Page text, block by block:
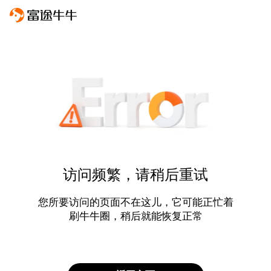
访问频繁，请稍后重试
您所要访问的页面不在这儿，它可能正忙着
刷牛牛圈，稍后就能恢复正常